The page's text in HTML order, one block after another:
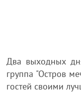
Два выходных
группа "Остров
гостей своими